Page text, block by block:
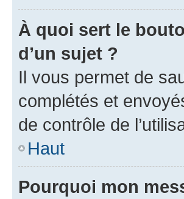
À quoi sert le
d’un sujet ?
Il vous permet de
complétés et
de contrôle de
Haut
Pourquoi mon